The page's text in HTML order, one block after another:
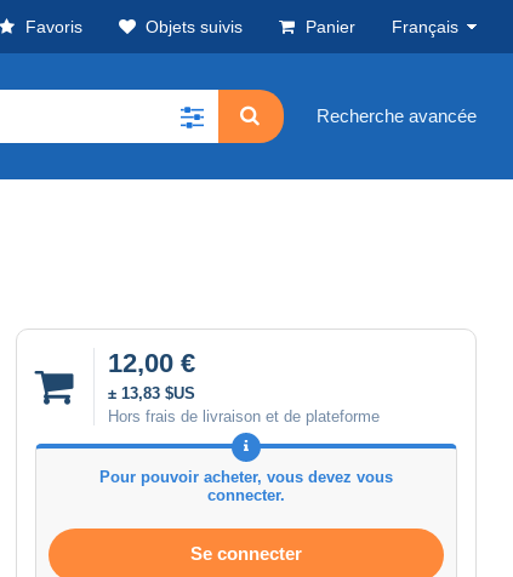
Favoris Objets suivis Panier Français
Recherche avancée
12,00 €
± 13,83 $US
Hors frais de livraison et de plateforme
Pour pouvoir acheter, vous devez vous
connecter.
Se connecter